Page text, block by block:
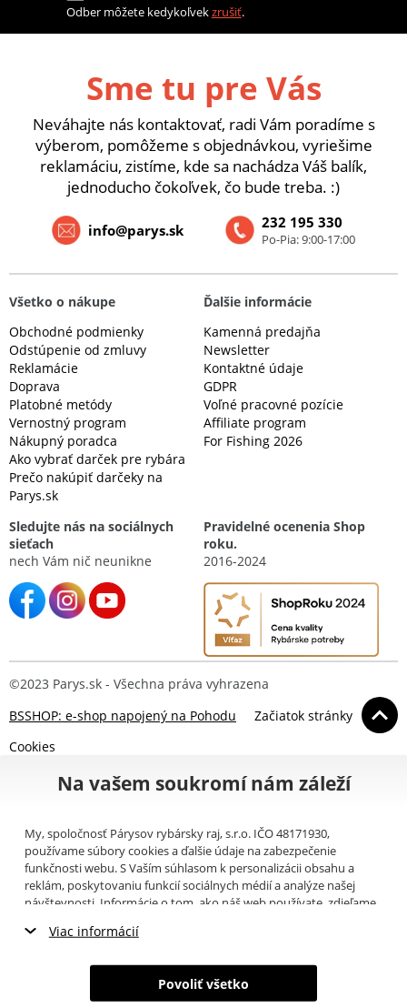
Odber môžete kedykoľvekzrušiť.
Sme tu pre Vás
Neváhajte nás kontaktovať, radi Vám poradíme s
výberom, pomôžeme s objednávkou, vyriešime
reklamáciu, zistíme, kde sa nachádza Váš balík,
jednoducho čokoľvek, čo bude treba. :)
232 195 330
Po-Pia: 9:00-17:00
info@parys.sk
Všetko o nákupe
Obchodné podmienky
Odstúpenie od zmluvy
Reklamácie
Doprava
Platobné metódy
Vernostný program
Nákupný poradca
Ako vybrať darček pre rybára
Prečo nakúpiť darčeky na
Parys.sk
Ďalšie informácie
Kamenná predajňa
Newsletter
Kontaktné údaje
GDPR
Voľné pracovné pozície
Affiliate program
For Fishing 2026
Sledujte nás na sociálnych
sieťach
nech Vám nič neunikne
Pravidelné ocenenia Shop
roku.
2016-2024
©2023 Parys.sk - Všechna práva vyhrazena
BSSHOP: e-shop napojený na Pohodu
Začiatok stránky
Cookies
Na vašem soukromí nám záleží
My, spoločnosť Párysov rybársky raj, s.r.o. IČO 48171930,
používame súbory cookies a ďalšie údaje na zabezpečenie
funkčnosti webu. S Vaším súhlasom k personalizácii obsahu a
reklám, poskytovaniu funkcií sociálnych médií a analýze našej
návštevnosti. Informácie o tom, ako náš web používate, zdieľame
(napríklad Google).Tu
informáciami, ktoré ste im poskytli alebo ktoré získali v dôsledku
toho, že používate ich služby. Tieto údaje zahŕňajú cookies, dáta z
Viac informácií
Nevyhnutné cookies
Marketingové cookies
Povoliť všetko